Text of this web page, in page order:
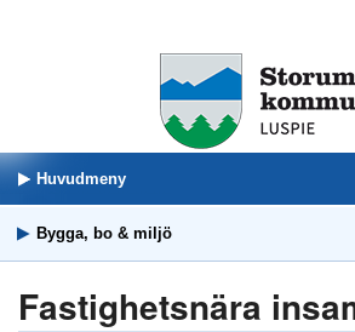
Huvudmeny
Bygga, bo & miljö
Fastighetsnära